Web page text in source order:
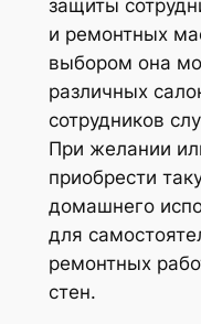
защиты
и ремонтных
выбором она
различных
сотрудников
При желании
приобрести
домашнего
для
ремонтных
стен.